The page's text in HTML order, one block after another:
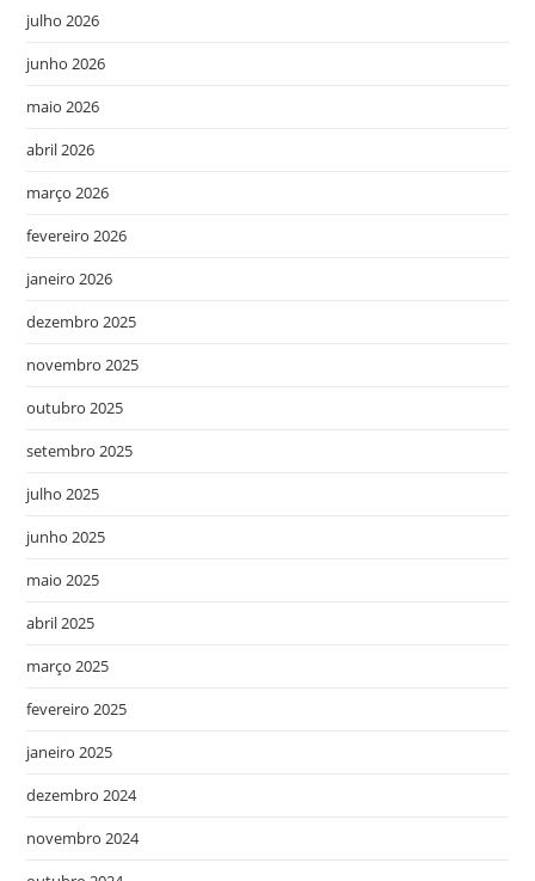
julho 2026
junho 2026
maio 2026
abril 2026
março 2026
fevereiro 2026
janeiro 2026
dezembro 2025
novembro 2025
outubro 2025
setembro 2025
julho 2025
junho 2025
maio 2025
abril 2025
março 2025
fevereiro 2025
janeiro 2025
dezembro 2024
novembro 2024